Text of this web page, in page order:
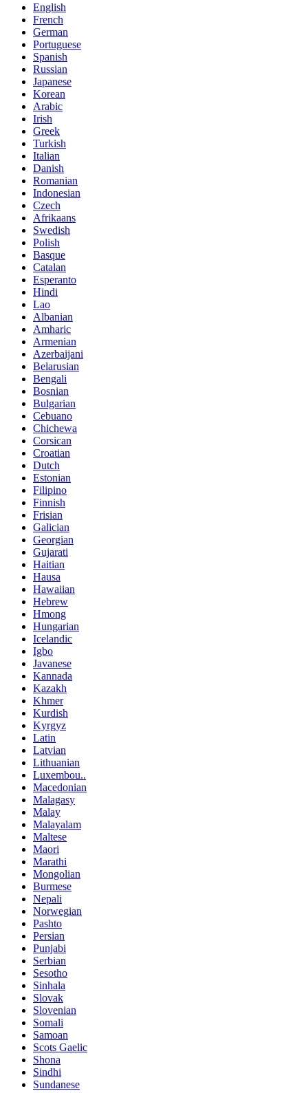
English
French
German
Portuguese
Spanish
Russian
Japanese
Korean
Arabic
Irish
Greek
Turkish
Italian
Danish
Romanian
Indonesian
Czech
Afrikaans
Swedish
Polish
Basque
Catalan
Esperanto
Hindi
Lao
Albanian
Amharic
Armenian
Azerbaijani
Belarusian
Bengali
Bosnian
Bulgarian
Cebuano
Chichewa
Corsican
Croatian
Dutch
Estonian
Filipino
Finnish
Frisian
Galician
Georgian
Gujarati
Haitian
Hausa
Hawaiian
Hebrew
Hmong
Hungarian
Icelandic
Igbo
Javanese
Kannada
Kazakh
Khmer
Kurdish
Kyrgyz
Latin
Latvian
Lithuanian
Luxembou..
Macedonian
Malagasy
Malay
Malayalam
Maltese
Maori
Marathi
Mongolian
Burmese
Nepali
Norwegian
Pashto
Persian
Punjabi
Serbian
Sesotho
Sinhala
Slovak
Slovenian
Somali
Samoan
Scots Gaelic
Shona
Sindhi
Sundanese